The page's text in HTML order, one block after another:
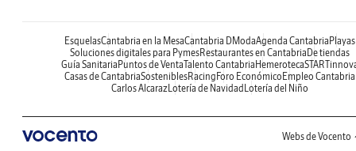
EsquelasCantabria en la MesaCantabria DModaAgenda CantabriaPlayas
Soluciones digitales para PymesRestaurantes en CantabriaDe tiendas
Guía SanitariaPuntos de VentaTalento CantabriaHemeroteca
Casas de CantabriaSosteniblesRacingForo EconómicoEmpleo Cantabria
Carlos AlcarazLotería de NavidadLotería del Niño
Webs de Vocento